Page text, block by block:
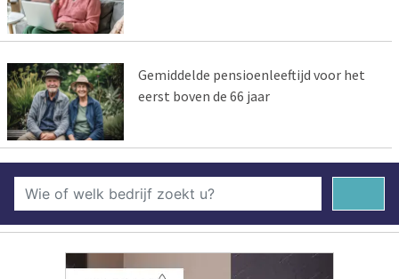
Gemiddelde pensioenleeftijd voor het
eerst boven de 66 jaar